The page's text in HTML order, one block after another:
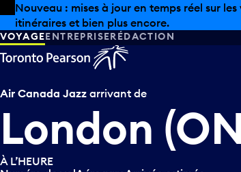
Skip to offers
Passer au contenu principal
Les aubaines estivales sont arrivées chez
VOYAGEENTREPRISERÉDACTION
Air Canada Jazz arrivant de
London
À L’HEURE